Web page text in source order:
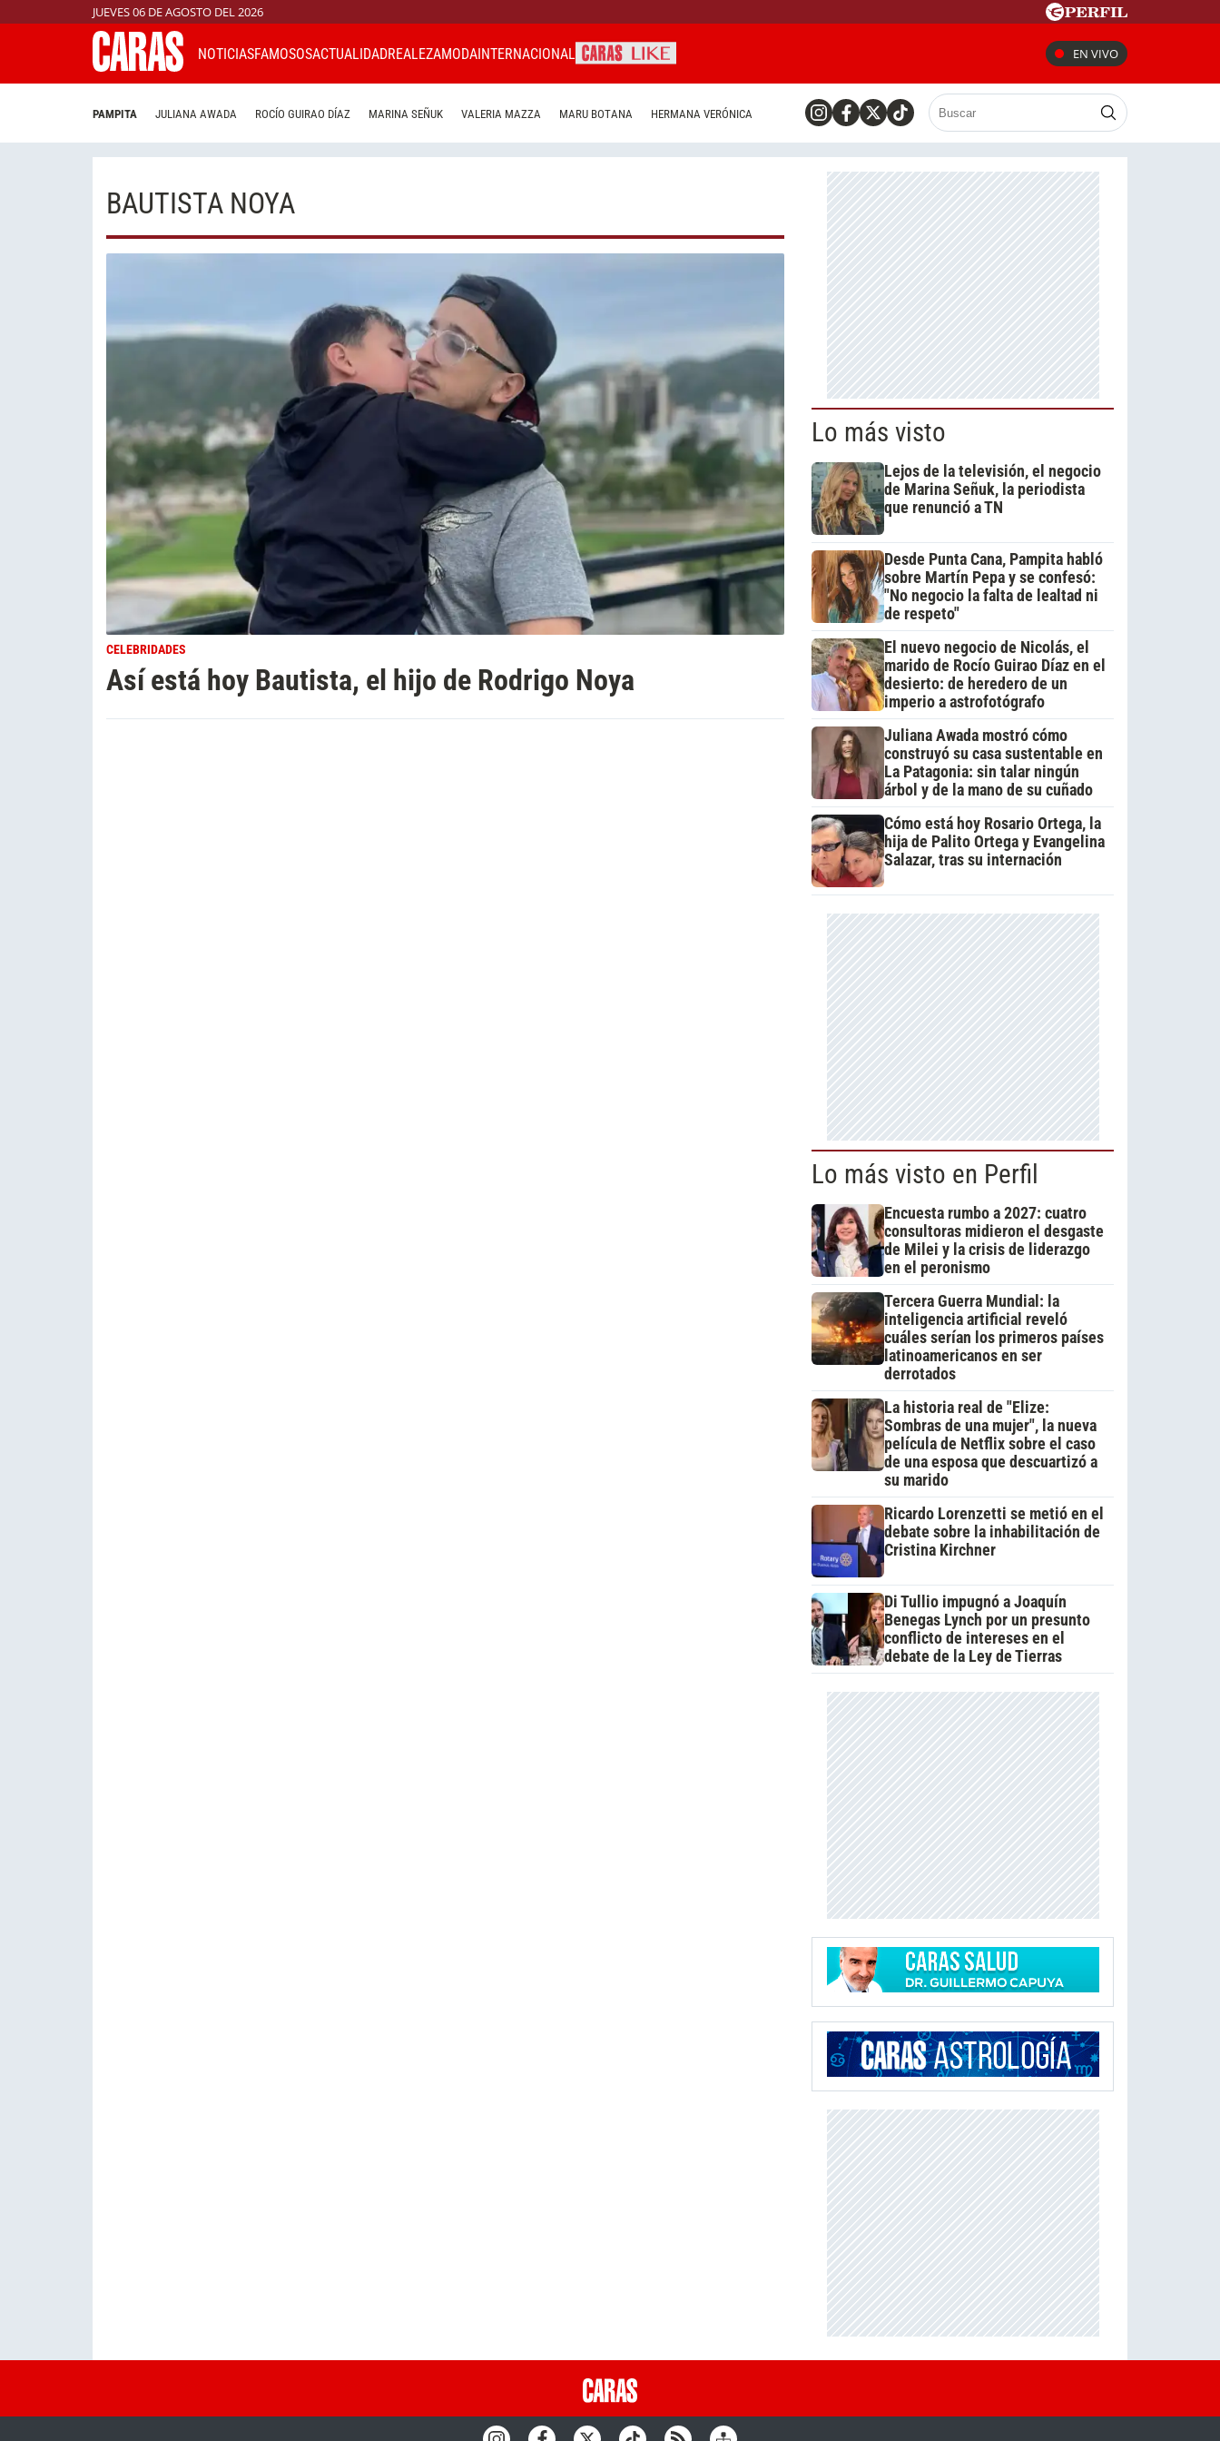
JUEVES 06 DE AGOSTO DEL 2026
NOTICIASFAMOSOSACTUALIDADREALEZAMODAINTERNACIONAL EN VIVO
PAMPITA JULIANA AWADA ROCÍO GUIRAO DÍAZ MARINA SEÑUK VALERIA MAZZA MARU BOTANA HERMANA VERÓNICA
BAUTISTA NOYA
CELEBRIDADES
Así está hoy Bautista, el hijo de Rodrigo Noya
Lo más visto
Lejos de la televisión, el negocio
de Marina Señuk, la periodista
que renunció a TN
Desde Punta Cana, Pampita habló
sobre Martín Pepa y se confesó:
"No negocio la falta de lealtad ni
de respeto"
El nuevo negocio de Nicolás, el
marido de Rocío Guirao Díaz en el
desierto: de heredero de un
imperio a astrofotógrafo
Juliana Awada mostró cómo
construyó su casa sustentable en
La Patagonia: sin talar ningún
árbol y de la mano de su cuñado
Cómo está hoy Rosario Ortega, la
hija de Palito Ortega y Evangelina
Salazar, tras su internación
Lo más visto en Perfil
Encuesta rumbo a 2027: cuatro
consultoras midieron el desgaste
de Milei y la crisis de liderazgo
en el peronismo
Tercera Guerra Mundial: la
inteligencia artificial reveló
cuáles serían los primeros países
latinoamericanos en ser
derrotados
La historia real de "Elize:
Sombras de una mujer", la nueva
película de Netflix sobre el caso
de una esposa que descuartizó a
su marido
Ricardo Lorenzetti se metió en el
debate sobre la inhabilitación de
Cristina Kirchner
Di Tullio impugnó a Joaquín
Benegas Lynch por un presunto
conflicto de intereses en el
debate de la Ley de Tierras